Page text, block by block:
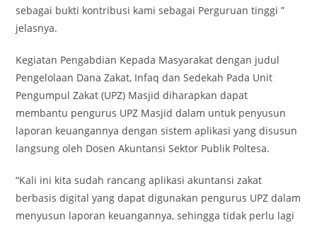
sebagai bukti kontribusi kami sebagai Perguruan tinggi ”
jelasnya.
Kegiatan Pengabdian Kepada Masyarakat dengan judul
Pengelolaan Dana Zakat, Infaq dan Sedekah Pada Unit
Pengumpul Zakat (UPZ) Masjid diharapkan dapat
membantu pengurus UPZ Masjid dalam untuk penyusun
laporan keuangannya dengan sistem aplikasi yang disusun
langsung oleh Dosen Akuntansi Sektor Publik Poltesa.
“Kali ini kita sudah rancang aplikasi akuntansi zakat
berbasis digital yang dapat digunakan pengurus UPZ dalam
menyusun laporan keuangannya, sehingga tidak perlu lagi